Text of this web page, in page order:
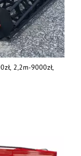
2,2m-9000zł,